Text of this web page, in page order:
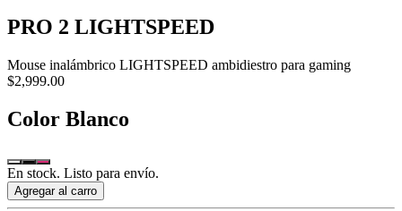
PRO 2 LIGHTSPEED
Mouse inalámbrico LIGHTSPEED ambidiestro para gaming
$2,999.00
Color Blanco
En stock. Listo para envío.
Agregar al carro